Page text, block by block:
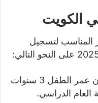
الكويت
المناسب لتسجيل
يجب أن يكون عمر الطفل 3 سنوات